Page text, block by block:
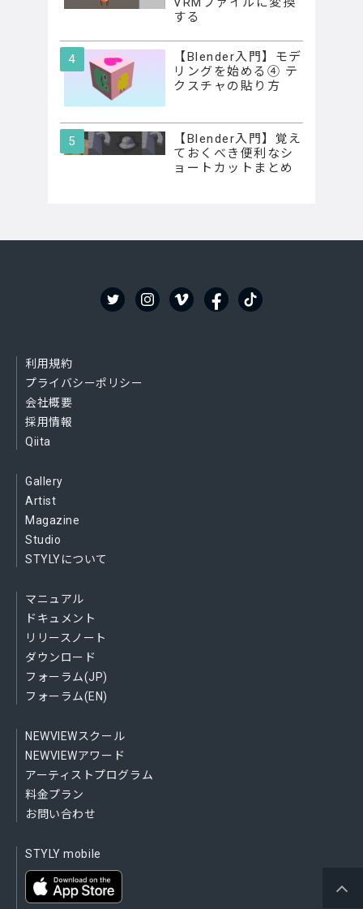
する
【Blender入門】モデ
リングを始める④ テ
クスチャの貼り方
【Blender入門】覚え
ておくべき便利なシ
ョートカットまとめ
利用規約
プライバシーポリシー
会社概要
採用情報
Qiita
Gallery
Artist
Magazine
Studio
STYLYについて
マニュアル
ドキュメント
リリースノート
ダウンロード
フォーラム(JP)
フォーラム(EN)
NEWVIEWスクール
NEWVIEWアワード
アーティストプログラム
料金プラン
お問い合わせ
STYLY mobile